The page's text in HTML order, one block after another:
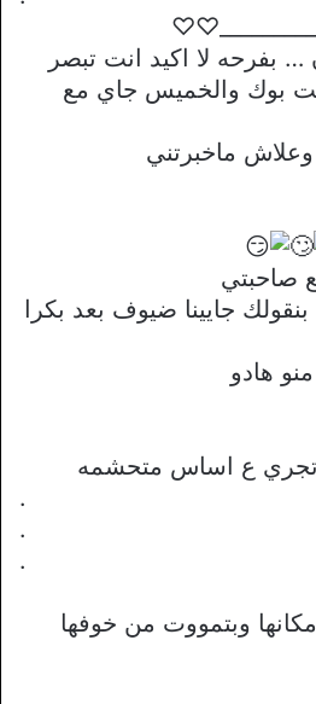
بفرحه لا اكيد انت تبصر
بوك والخميس جاي مع
ماخبرتني
صاحبتي
جايينا ضيوف بعد بكرا
هادو
تجري ع اساس متحشمه
.
.
.
وبتمووت من خوفها